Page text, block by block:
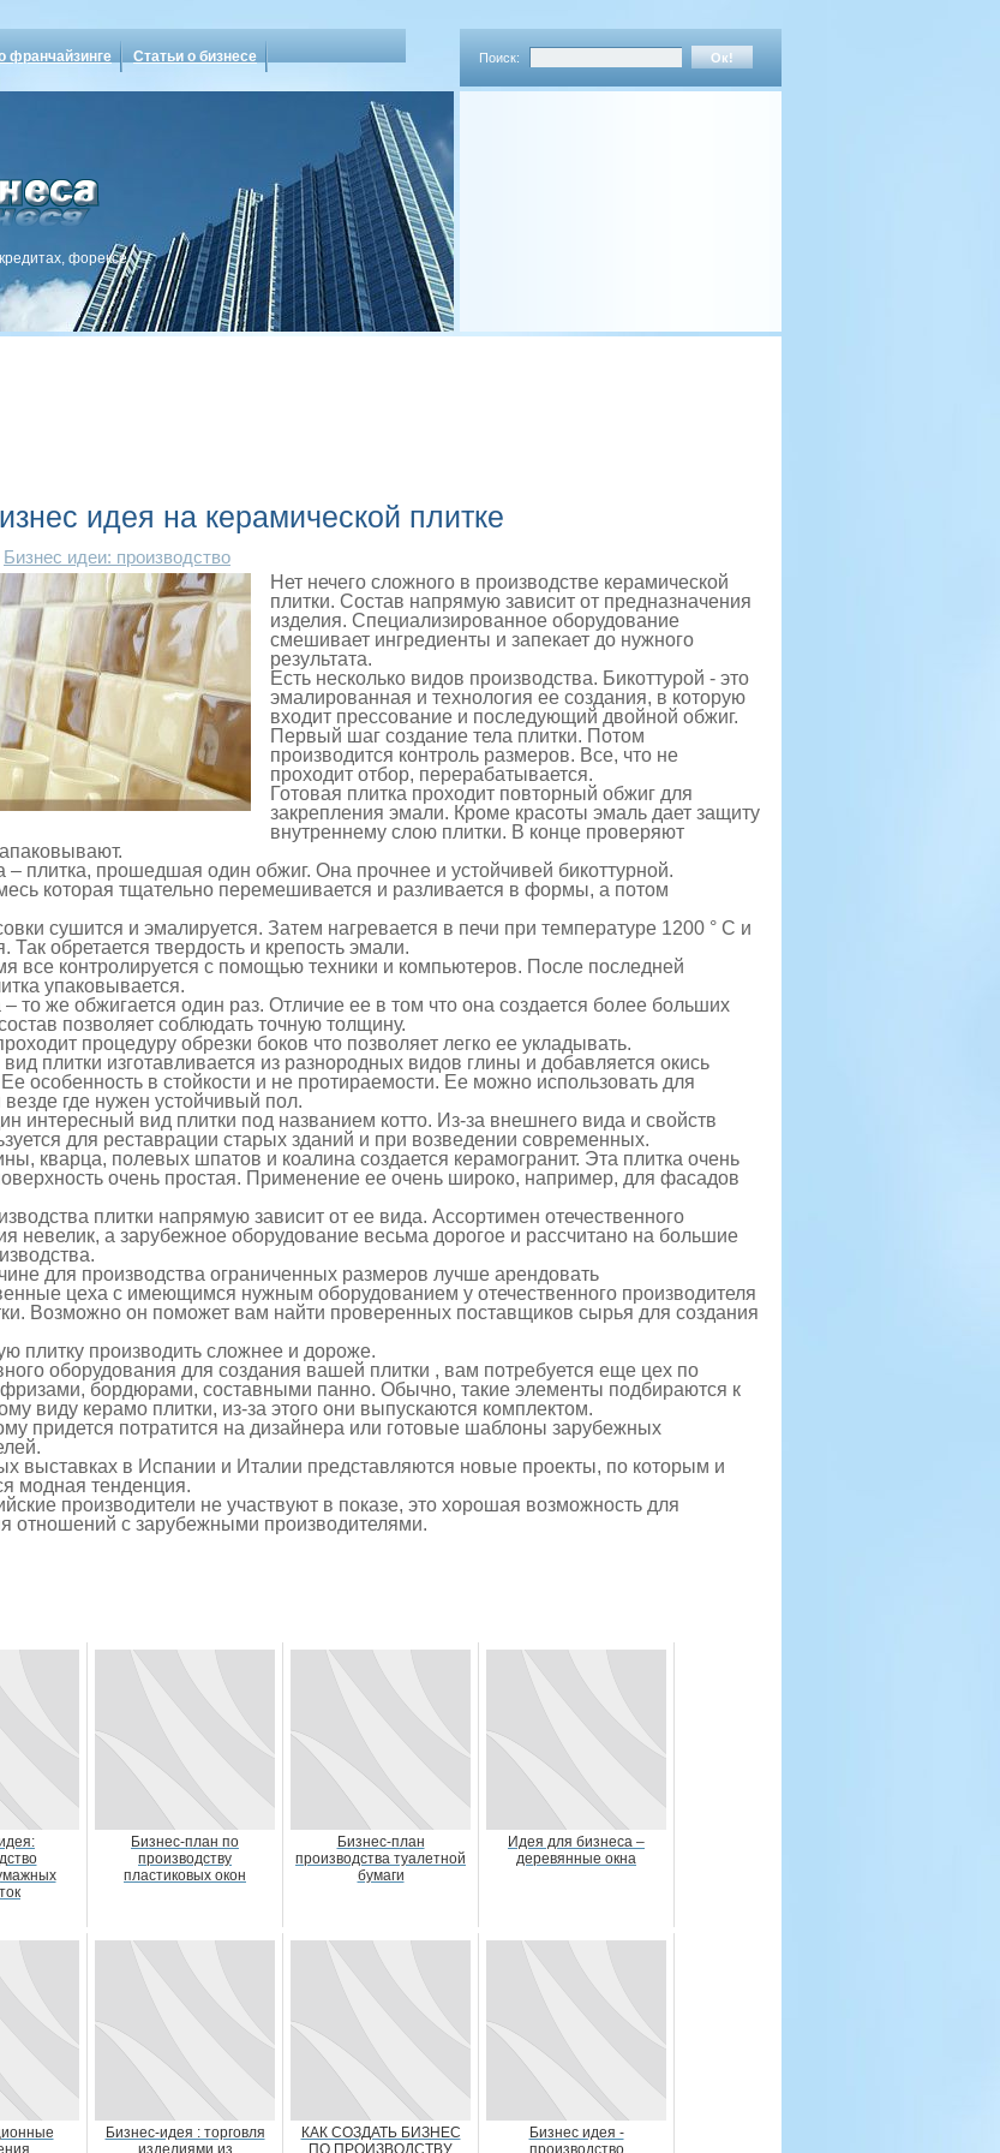
франчайзинге
Статьи о бизнесе
Поиск:
форексе
идея на керамической плитке
Бизнес идеи: производство
Нет нечего сложного в производстве керамической
плитки. Состав напрямую зависит от предназначения
изделия. Специализированное оборудование
смешивает ингредиенты и запекает до нужного
результата.
Есть несколько видов производства. Бикоттурой - это
эмалированная и технология ее создания, в которую
входит прессование и последующий двойной обжиг.
Первый шаг создание тела плитки. Потом
производится контроль размеров. Все, что не
проходит отбор, перерабатывается.
Готовая плитка проходит повторный обжиг для
закрепления эмали. Кроме красоты эмаль дает защиту
внутреннему слою плитки. В конце проверяют
– плитка, прошедшая один обжиг. Она прочнее и устойчивей бикоттурной.
которая тщательно перемешивается и разливается в формы, а потом
сушится и эмалируется. Затем нагревается в печи при температуре 1200 ° С и
Так обретается твердость и крепость эмали.
все контролируется с помощью техники и компьютеров. После последней
упаковывается.
то же обжигается один раз. Отличие ее в том что она создается более больших
позволяет соблюдать точную толщину.
процедуру обрезки боков что позволяет легко ее укладывать.
плитки изготавливается из разнородных видов глины и добавляется окись
Ее особенность в стойкости и не протираемости. Ее можно использовать для
везде где нужен устойчивый пол.
интересный вид плитки под названием котто. Из-за внешнего вида и свойств
для реставрации старых зданий и при возведении современных.
кварца, полевых шпатов и коалина создается керамогранит. Эта плитка очень
очень простая. Применение ее очень широко, например, для фасадов
плитки напрямую зависит от ее вида. Ассортимен отечественного
невелик, а зарубежное оборудование весьма дорогое и рассчитано на большие
для производства ограниченных размеров лучше арендовать
цеха с имеющимся нужным оборудованием у отечественного производителя
Возможно он поможет вам найти проверенных поставщиков сырья для создания
плитку производить сложнее и дороже.
оборудования для создания вашей плитки , вам потребуется еще цех по
бордюрами, составными панно. Обычно, такие элементы подбираются к
виду керамо плитки, из-за этого они выпускаются комплектом.
придется потратится на дизайнера или готовые шаблоны зарубежных
выставках в Испании и Италии представляются новые проекты, по которым и
модная тенденция.
производители не участвуют в показе, это хорошая возможность для
отношений с зарубежными производителями.
Бизнес-план по
производству
пластиковых окон
Бизнес-план
производства туалетной
бумаги
Идея для бизнеса –
деревянные окна
Бизнес-идея : торговля
изделиями из
КАК СОЗДАТЬ БИЗНЕС
ПО ПРОИЗВОДСТВУ
Бизнес идея -
производство